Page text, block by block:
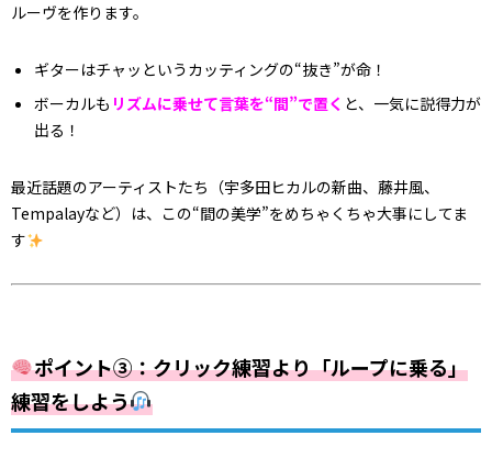
ルーヴを作ります。
ギターはチャッというカッティングの“抜き”が命！
ボーカルも リズムに乗せて言葉を“間”で置く と、一気に説得力が
出る！
最近話題のアーティストたち（宇多田ヒカルの新曲、藤井風、
Tempalayなど）は、この“間の美学”をめちゃくちゃ大事にしてま
す
ポイント③：クリック練習より「ループに乗る」
練習をしよう